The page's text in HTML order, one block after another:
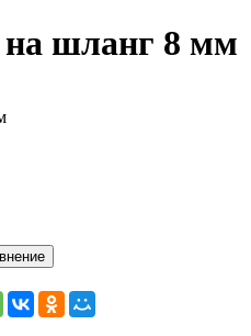
шланг 8 мм